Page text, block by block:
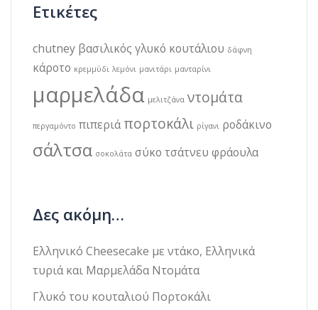
Ετικέτες
chutney βασιλικός γλυκό κουτάλιου δάφνη
κάροτο κρεμμύδι λεμόνι μανιτάρι μανταρίνι
μαρμελάδα μελιτζάνα ντομάτα
περγαμόντο πιπεριά πορτοκάλι ρίγανι ροδάκινο
σάλτσα σοκολάτα σύκο τσάτνευ φράουλα
Δες ακόμη…
Ελληνικό Cheesecake με ντάκο, Ελληνικά
τυριά και Μαρμελάδα Ντομάτα
Γλυκό του κουταλιού Πορτοκάλι